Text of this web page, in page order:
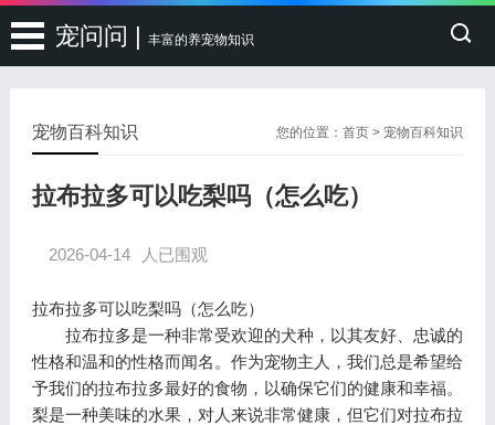
宠问问 | 丰富的养宠物知识
您的位置：首页 >宠物百科知识
宠物百科知识
拉布拉多可以吃梨吗（怎么吃）
2026-04-14 人已围观
拉布拉多可以吃梨吗（怎么吃）
拉布拉多是一种非常受欢迎的犬种，以其友好、忠诚的
性格和温和的性格而闻名。作为宠物主人，我们总是希望给
予我们的拉布拉多最好的食物，以确保它们的健康和幸福。
梨是一种美味的水果，对人来说非常健康，但它们对拉布拉